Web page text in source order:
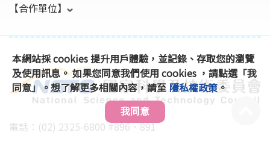
【合作單位】
電話：(02) 2325-6800 #896、891
本網站採 cookies 提升用戶體驗，並記錄、存取您的瀏覽
及使用訊息。 如果您同意我們使用 cookies ，請點選「我
同意」。想了解更多相關內容，請至 隱私權政策。
我同意